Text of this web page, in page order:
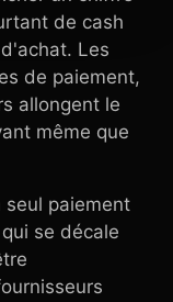
de cash
Les
de paiement,
allongent le
même que
seul paiement
se décale